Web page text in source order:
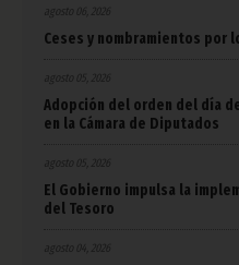
agosto 06, 2026
Ceses y nombramientos por
Adopción del orden del día
en la Cámara de Diputados
El Gobierno impulsa la
del Tesoro
agosto 04, 2026